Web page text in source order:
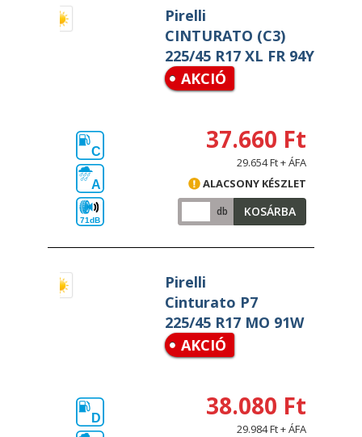
Pirelli
CINTURATO (C3)
225/45 R17 XL FR 94Y
AKCIÓ
C
A
71dB
37.660 Ft
29.654 Ft + ÁFA
ALACSONY KÉSZLET
db KOSÁRBA
Pirelli
Cinturato P7
225/45 R17 MO 91W
AKCIÓ
D 38.080 Ft
29.984 Ft + ÁFA